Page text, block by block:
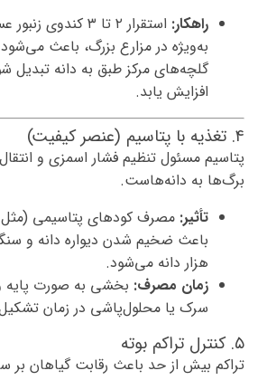
راهکار:
استقرار ۲ تا ۳
به‌ویژه در مزارع بزرگ، باعث می‌شود
گلچه‌های مرکز طبق به دانه تبدیل
افزایش یابد.
۴. تغذیه با پتاسیم (عنصر کیفیت)
پتاسیم مسئول تنظیم فشار اسمزی و
برگ‌ها به دانه‌هاست.
تأثیر: مصرف کودهای پتاسیمی (مثل
باعث ضخیم شدن دیواره دانه و
هزار دانه می‌شود.
زمان مصرف: بخشی به صورت
سرک یا محلول‌پاشی در زمان
۵. کنترل تراکم بوته
تراکم بیش از حد باعث رقابت گیاهان بر